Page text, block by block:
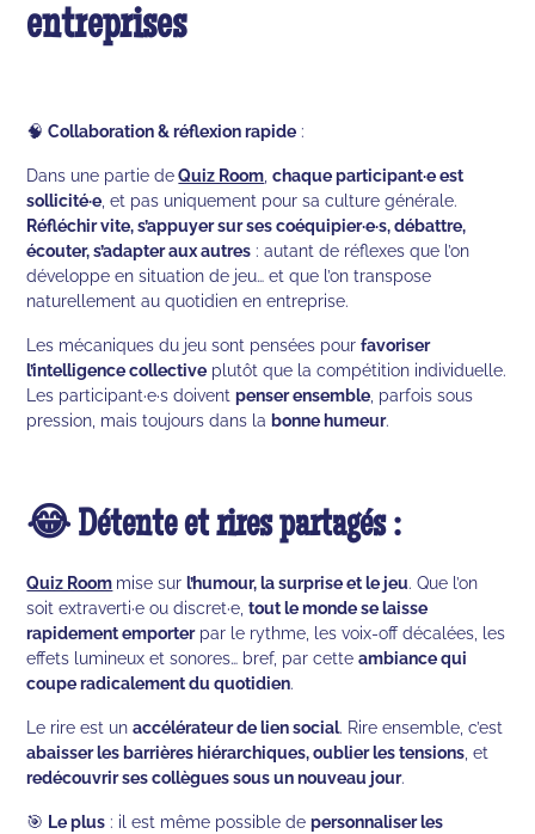
entreprises
🧠Collaboration & réflexion rapide :
Dans une partie deQuiz Room ,chaque participant·e est
sollicité·e , et pas uniquement pour sa culture générale.
Réfléchir vite, s’appuyer sur ses coéquipier·e·s, débattre,
écouter, s’adapter aux autres : autant de réflexes que l’on
développe en situation de jeu… et que l’on transpose
naturellement au quotidien en entreprise.
Les mécaniques du jeu sont pensées pourfavoriser
l’intelligence collective plutôt que la compétition individuelle.
Les participant·e·s doiventpenser ensemble , parfois sous
pression, mais toujours dans labonne humeur.
😂 Détente et rires partagés :
Quiz Room mise surl’humour, la surprise et le jeu. Que l’on
soit extraverti·e ou discret·e,tout le monde se laisse
rapidement emporterpar le rythme, les voix-off décalées, les
effets lumineux et sonores… bref, par cetteambiance qui
coupe radicalement du quotidien.
Le rire est unaccélérateur de lien social. Rire ensemble, c’est
abaisser les barrières hiérarchiques, oublier les tensions , et
redécouvrir ses collègues sous un nouveau jour.
🎯 Le plus : il est même possible depersonnaliser les